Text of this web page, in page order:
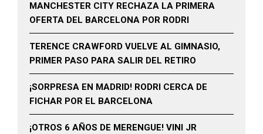
MANCHESTER CITY RECHAZA LA PRIMERA
OFERTA DEL BARCELONA POR RODRI
TERENCE CRAWFORD VUELVE AL GIMNASIO,
PRIMER PASO PARA SALIR DEL RETIRO
¡SORPRESA EN MADRID! RODRI CERCA DE
FICHAR POR EL BARCELONA
¡OTROS 6 AÑOS DE MERENGUE! VINI JR